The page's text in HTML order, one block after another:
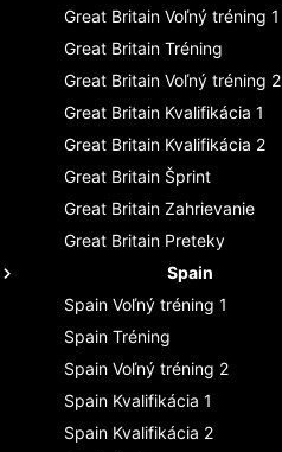
Great Britain Voľný tréning 1
Great Britain Tréning
Great Britain Voľný tréning 2
Great Britain Kvalifikácia 1
Great Britain Kvalifikácia 2
Great Britain Šprint
Great Britain Zahrievanie
Great Britain Preteky
Spain
Spain Voľný tréning 1
Spain Tréning
Spain Voľný tréning 2
Spain Kvalifikácia 1
Spain Kvalifikácia 2